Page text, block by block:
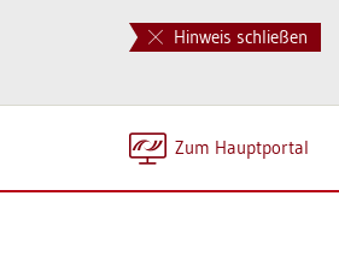
Hinweis schließen
Zum Haupt­por­tal